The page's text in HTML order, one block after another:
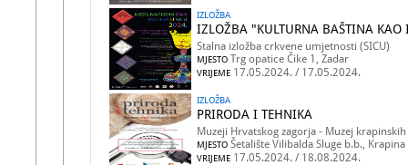
IZLOŽBA
IZLOŽBA "KULTURNA BAŠTINA KAO
Stalna izložba crkvene umjetnosti (SICU)
MJESTO Trg opatice Čike 1, Zadar
VRIJEME 17.05.2024. / 17.05.2024.
IZLOŽBA
PRIRODA I TEHNIKA
Muzeji Hrvatskog zagorja - Muzej
MJESTO Šetalište Vilibalda Sluge b.b., Krapina
VRIJEME 17.05.2024. / 18.08.2024.